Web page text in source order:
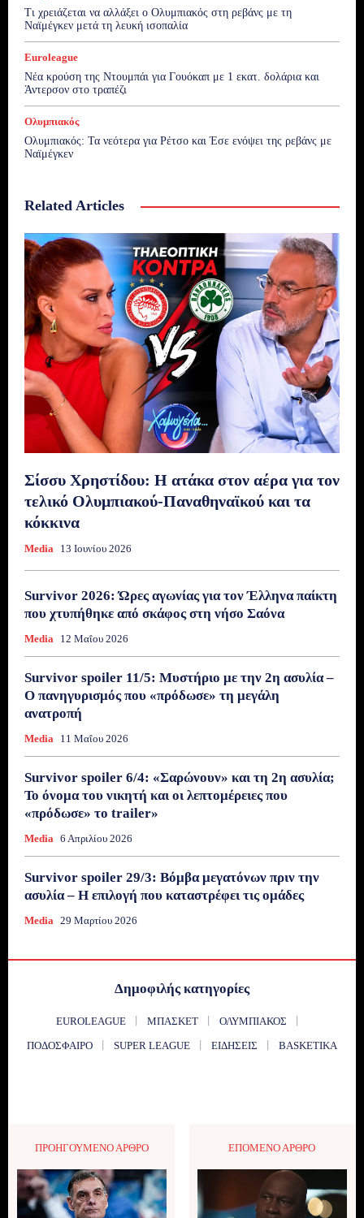
Τι χρειάζεται να αλλάξει ο Ολυμπιακός στη ρεβάνς με τη
Ναϊμέγκεν μετά τη λευκή ισοπαλία
Euroleague
Νέα κρούση της Ντουμπάι για Γουόκαπ με 1 εκατ. δολάρια και
Άντερσον στο τραπέζι
Ολυμπιακός
Ολυμπιακός: Τα νεότερα για Ρέτσο και Έσε ενόψει της ρεβάνς με
Ναϊμέγκεν
Related Articles
Σίσσυ Χρηστίδου: Η ατάκα στον αέρα για τον
τελικό Ολυμπιακού-Παναθηναϊκού και τα
κόκκινα
Media 13 Ιουνίου 2026
Survivor 2026: Ώρες αγωνίας για τον Έλληνα παίκτη
που χτυπήθηκε από σκάφος στη νήσο Σαόνα
Media 12 Μαΐου 2026
Survivor spoiler 11/5: Μυστήριο με την 2η ασυλία –
Ο πανηγυρισμός που «πρόδωσε» τη μεγάλη
ανατροπή
Media 11 Μαΐου 2026
Survivor spoiler 6/4: «Σαρώνουν» και τη 2η ασυλία;
Το όνομα του νικητή και οι λεπτομέρειες που
«πρόδωσε» το trailer»
Media 6 Απριλίου 2026
Survivor spoiler 29/3: Βόμβα μεγατόνων πριν την
ασυλία – Η επιλογή που καταστρέφει τις ομάδες
Media 29 Μαρτίου 2026
Δημοφιλής κατηγορίες
EUROLEAGUE ΜΠΆΣΚΕΤ
ΟΛΥΜΠΙΑΚΌΣ
ΠΟΔΌΣΦΑΙΡΟ
SUPER LEAGUE ΕΙΔΉΣΕΙΣ BASKETIKA
ΠΡΟΗΓΟΎΜΕΝΟ ΆΡΘΡΟ ΕΠΌΜΕΝΟ ΆΡΘΡΟ